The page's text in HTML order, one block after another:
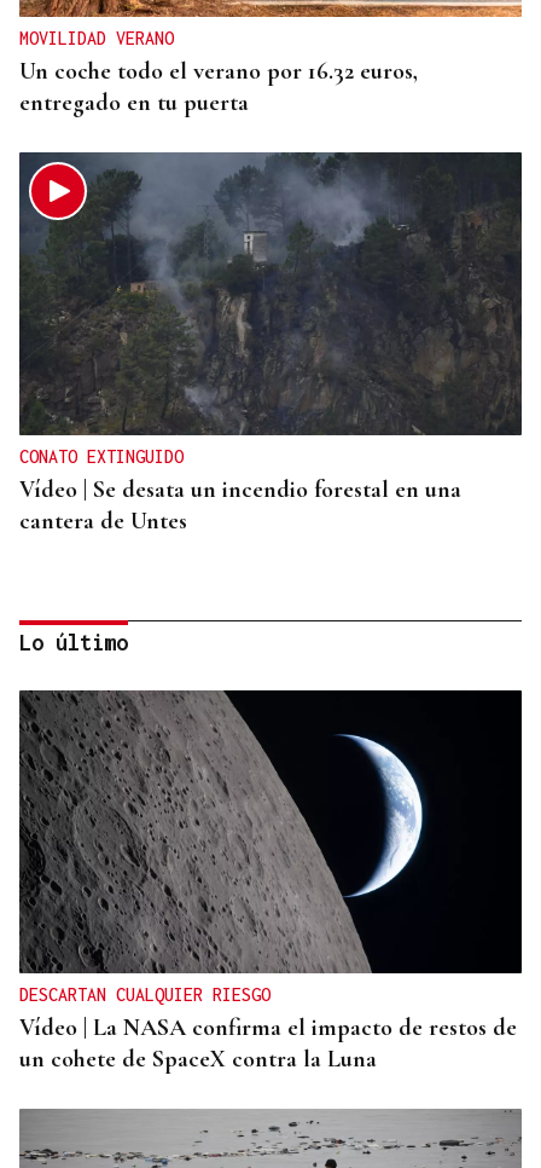
MOVILIDAD VERANO
Un coche todo el verano por 16.32 euros,
entregado en tu puerta
CONATO EXTINGUIDO
Vídeo | Se desata un incendio forestal en una
cantera de Untes
ENTREVISTA
Jorge Vázquez: "Nuestro objetivo a 2028 es crecer
creando valor para el accionista y para el equipo
que lo hace posible"
Lo último
DESCARTAN CUALQUIER RIESGO
Vídeo | La NASA confirma el impacto de restos de
un cohete de SpaceX contra la Luna